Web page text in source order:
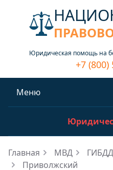
Юридическая помощь на
+7 (800)
Меню
Главная МВД ГИБДД
Приволжский